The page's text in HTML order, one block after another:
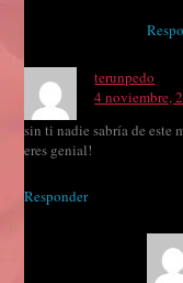
terunpedo
4 noviembre,
sin ti nadie sabría de este
eres genial!
Responder